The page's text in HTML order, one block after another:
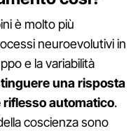
è molto più
neuroevolutivi in
e la variabilità
una risposta
automatico.
coscienza sono